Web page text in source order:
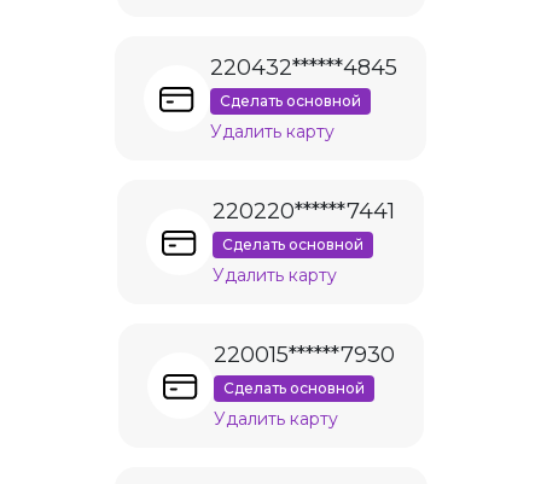
220432******4845
Сделать основной
Удалить карту
220220******7441
Сделать основной
Удалить карту
220015******7930
Сделать основной
Удалить карту